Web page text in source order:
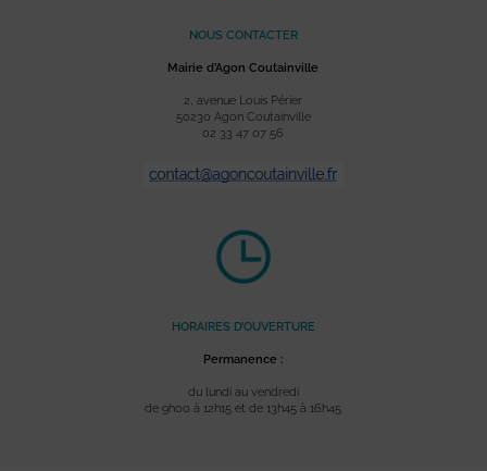
NOUS CONTACTER
Mairie d’Agon Coutainville
2, avenue Louis Périer
50230 Agon Coutainville
02 33 47 07 56
HORAIRES D’OUVERTURE
Permanence :
du lundi au vendredi
de 9h00 à 12h15 et de 13h45 à 16h45